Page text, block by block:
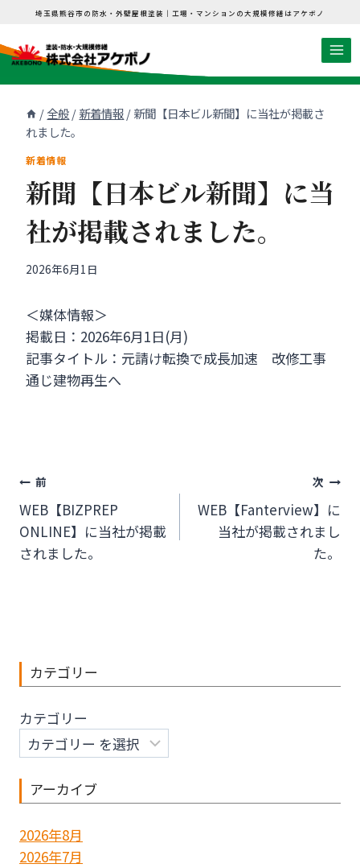
を
埼玉県熊谷市の防水・外壁屋根塗装｜工場・マンションの大規模修繕はアケボノ
/全般/新着情報/新聞【日本ビル新聞】に当社が掲載さ
れました。
新着情報
新聞【日本ビル新聞】に当
社が掲載されました。
2026年6月1日
＜媒体情報＞
掲載日：2026年6月1日(月)
記事タイトル：元請け転換で成長加速 改修工事
通じ建物再生へ
投
稿
ナ
ー
シ
ョ
ン
前
WEB【BIZPREP
ONLINE】に当社が掲載
されました。
次
WEB【Fanterview】に
当社が掲載されまし
た。
カテゴリー
カテゴリー
アーカイブ
2026年8月
2026年7月